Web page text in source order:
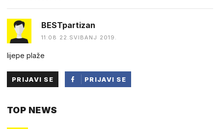
BESTpartizan
11:08 22.SVIBANJ 2019.
lijepe plaže
PRIJAVI SE
PRIJAVI SE
TOP NEWS